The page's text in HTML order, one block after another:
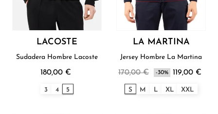
LACOSTE
Sudadera Hombre Lacoste
180,00 €
3 4 5
LA MARTINA
Jersey Hombre La Martina
170,00 € -30% 119,00 €
S M L XL XXL